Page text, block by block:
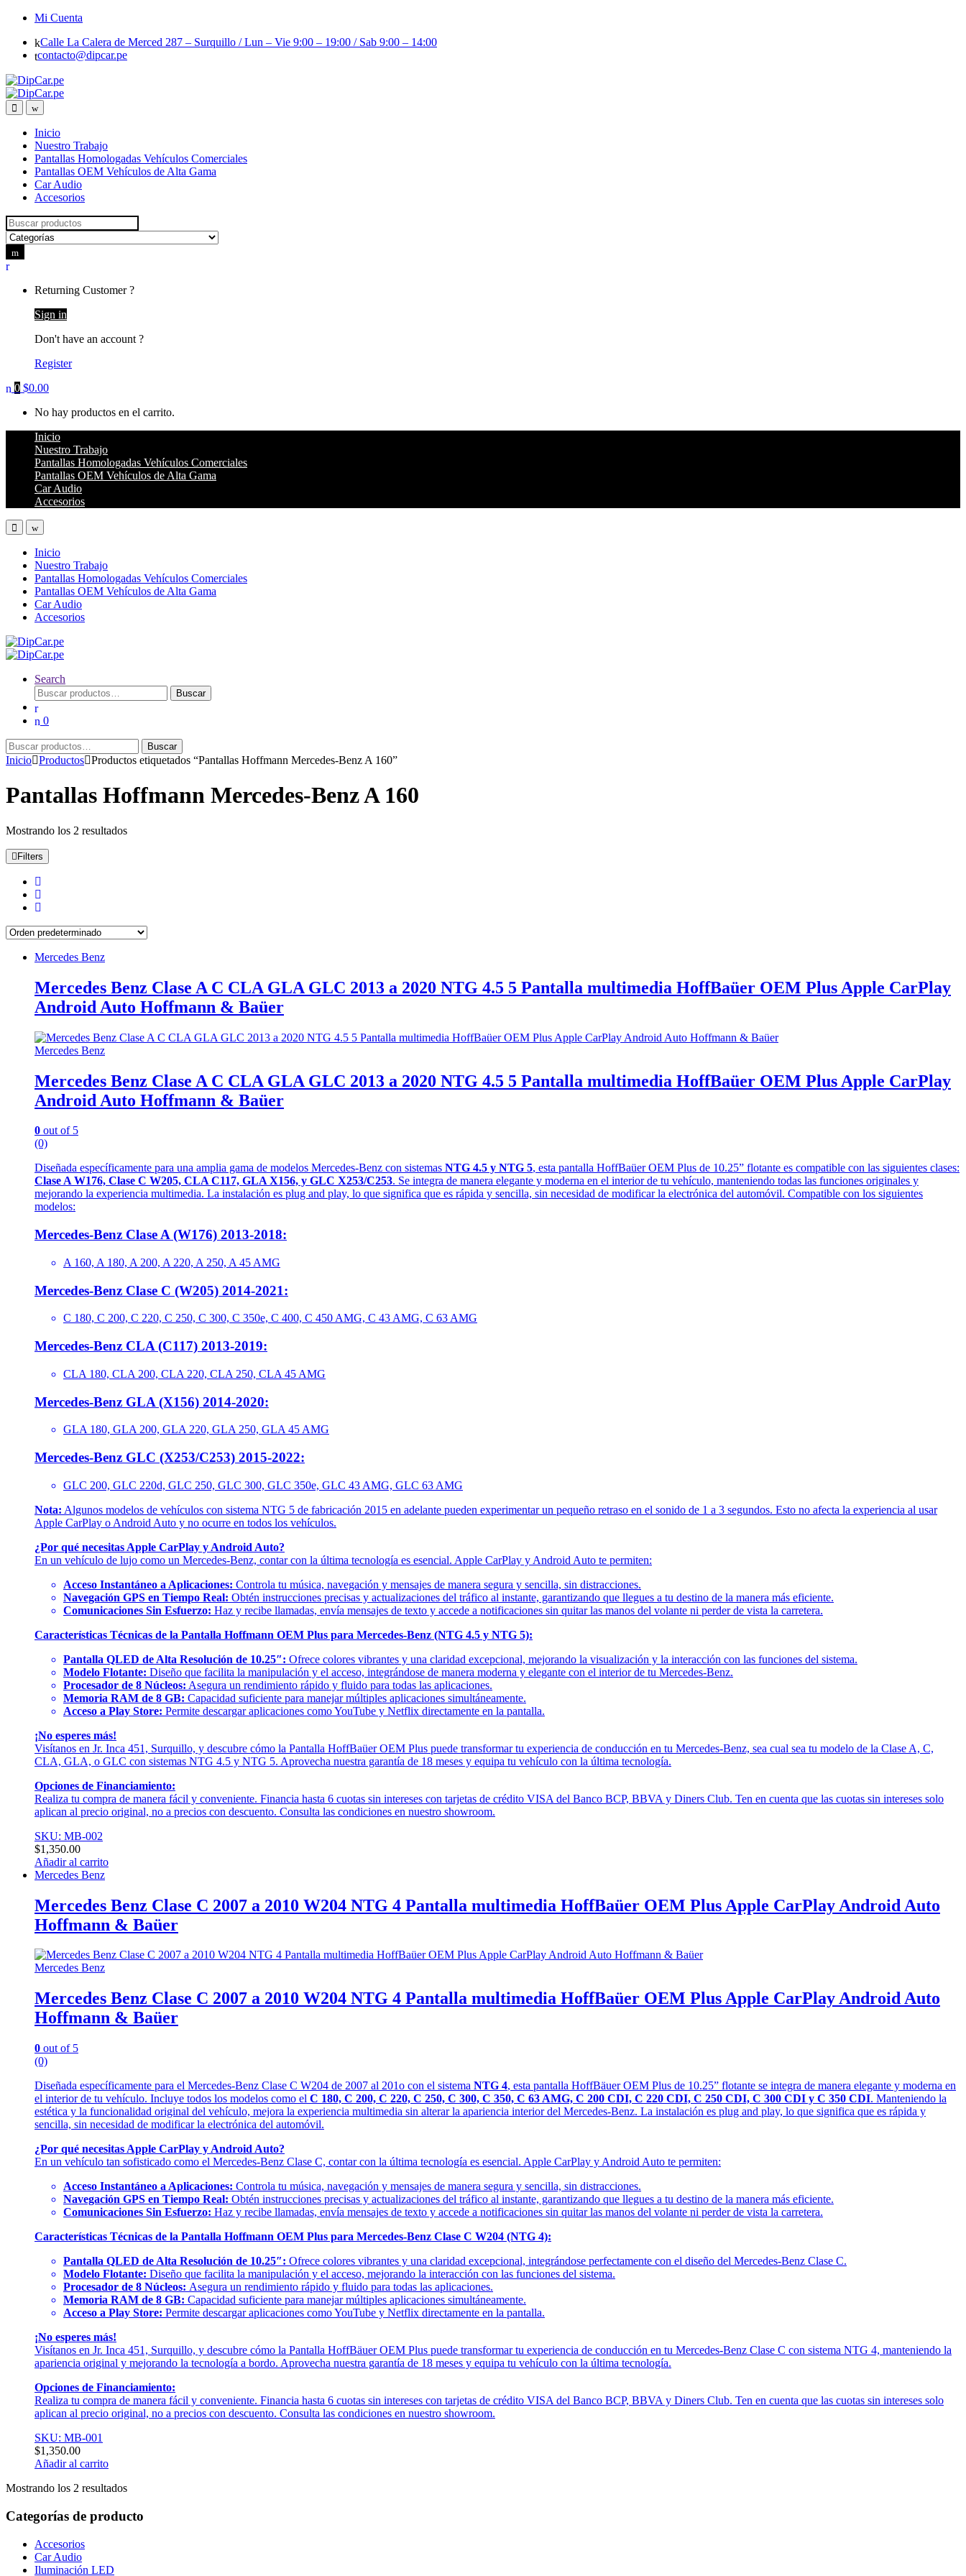
Skip
navigation
Skip
content
Mi Cuenta
Calle La Calera de Merced 287 – Surquillo / Lun – Vie 9:00 – 19:00 / Sab 9:00 – 14:00
contacto@dipcar.pe
Inicio
Nuestro Trabajo
Pantallas Homologadas Vehículos Comerciales
Pantallas OEM Vehículos de Alta Gama
Car Audio
Accesorios
Search for:
Returning Customer ?
Sign in
Don't have an account ?
Register
0 $0.00
No hay productos en el carrito.
Inicio
Nuestro Trabajo
Pantallas Homologadas Vehículos Comerciales
Pantallas OEM Vehículos de Alta Gama
Car Audio
Accesorios
Inicio
Nuestro Trabajo
Pantallas Homologadas Vehículos Comerciales
Pantallas OEM Vehículos de Alta Gama
Car Audio
Accesorios
Search
Buscar
por:
Buscar
0
Buscar
por:
Buscar
Inicio Productos Productos etiquetados “Pantallas Hoffmann Mercedes-Benz A 160”
Pantallas Hoffmann Mercedes-Benz A 160
Mostrando los 2 resultados
Filters
Mercedes Benz
Mercedes Benz Clase A C CLA GLA GLC 2013 a 2020 NTG 4.5 5 Pantalla multimedia HoffBaüer OEM Plus Apple CarPlay
Android Auto Hoffmann & Baüer
Mercedes Benz
Mercedes Benz Clase A C CLA GLA GLC 2013 a 2020 NTG 4.5 5 Pantalla multimedia HoffBaüer OEM Plus Apple CarPlay
Android Auto Hoffmann & Baüer
0 out of 5
(0)
Diseñada específicamente para una amplia gama de modelos Mercedes-Benz con sistemas NTG 4.5 y NTG 5, esta pantalla HoffBaüer OEM Plus de 10.25” flotante es compatible con las siguientes clases:
Clase A W176, Clase C W205, CLA C117, GLA X156, y GLC X253/C253. Se integra de manera elegante y moderna en el interior de tu vehículo, manteniendo todas las funciones originales y
mejorando la experiencia multimedia. La instalación es plug and play, lo que significa que es rápida y sencilla, sin necesidad de modificar la electrónica del automóvil. Compatible con los siguientes
modelos:
Mercedes-Benz Clase A (W176) 2013-2018:
A 160, A 180, A 200, A 220, A 250, A 45 AMG
Mercedes-Benz Clase C (W205) 2014-2021:
C 180, C 200, C 220, C 250, C 300, C 350e, C 400, C 450 AMG, C 43 AMG, C 63 AMG
Mercedes-Benz CLA (C117) 2013-2019:
CLA 180, CLA 200, CLA 220, CLA 250, CLA 45 AMG
Mercedes-Benz GLA (X156) 2014-2020:
GLA 180, GLA 200, GLA 220, GLA 250, GLA 45 AMG
Mercedes-Benz GLC (X253/C253) 2015-2022:
GLC 200, GLC 220d, GLC 250, GLC 300, GLC 350e, GLC 43 AMG, GLC 63 AMG
Nota: Algunos modelos de vehículos con sistema NTG 5 de fabricación 2015 en adelante pueden experimentar un pequeño retraso en el sonido de 1 a 3 segundos. Esto no afecta la experiencia al usar
Apple CarPlay o Android Auto y no ocurre en todos los vehículos.
¿Por qué necesitas Apple CarPlay y Android Auto?
En un vehículo de lujo como un Mercedes-Benz, contar con la última tecnología es esencial. Apple CarPlay y Android Auto te permiten:
Acceso Instantáneo a Aplicaciones: Controla tu música, navegación y mensajes de manera segura y sencilla, sin distracciones.
Navegación GPS en Tiempo Real: Obtén instrucciones precisas y actualizaciones del tráfico al instante, garantizando que llegues a tu destino de la manera más eficiente.
Comunicaciones Sin Esfuerzo: Haz y recibe llamadas, envía mensajes de texto y accede a notificaciones sin quitar las manos del volante ni perder de vista la carretera.
Características Técnicas de la Pantalla Hoffmann OEM Plus para Mercedes-Benz (NTG 4.5 y NTG 5):
Pantalla QLED de Alta Resolución de 10.25″: Ofrece colores vibrantes y una claridad excepcional, mejorando la visualización y la interacción con las funciones del sistema.
Modelo Flotante: Diseño que facilita la manipulación y el acceso, integrándose de manera moderna y elegante con el interior de tu Mercedes-Benz.
Procesador de 8 Núcleos: Asegura un rendimiento rápido y fluido para todas las aplicaciones.
Memoria RAM de 8 GB: Capacidad suficiente para manejar múltiples aplicaciones simultáneamente.
Acceso a Play Store: Permite descargar aplicaciones como YouTube y Netflix directamente en la pantalla.
¡No esperes más!
Visítanos en Jr. Inca 451, Surquillo, y descubre cómo la Pantalla HoffBaüer OEM Plus puede transformar tu experiencia de conducción en tu Mercedes-Benz, sea cual sea tu modelo de la Clase A, C,
CLA, GLA, o GLC con sistemas NTG 4.5 y NTG 5. Aprovecha nuestra garantía de 18 meses y equipa tu vehículo con la última tecnología.
Opciones de Financiamiento:
Realiza tu compra de manera fácil y conveniente. Financia hasta 6 cuotas sin intereses con tarjetas de crédito VISA del Banco BCP, BBVA y Diners Club. Ten en cuenta que las cuotas sin intereses solo
aplican al precio original, no a precios con descuento. Consulta las condiciones en nuestro showroom.
SKU: MB-002
$1,350.00
Añadir al carrito
Mercedes Benz
Mercedes Benz Clase C 2007 a 2010 W204 NTG 4 Pantalla multimedia HoffBaüer OEM Plus Apple CarPlay Android Auto
Hoffmann & Baüer
Mercedes Benz
Mercedes Benz Clase C 2007 a 2010 W204 NTG 4 Pantalla multimedia HoffBaüer OEM Plus Apple CarPlay Android Auto
Hoffmann & Baüer
0 out of 5
(0)
Diseñada específicamente para el Mercedes-Benz Clase C W204 de 2007 al 201o con el sistema NTG 4, esta pantalla HoffBäuer OEM Plus de 10.25” flotante se integra de manera elegante y moderna en
el interior de tu vehículo. Incluye todos los modelos como el C 180, C 200, C 220, C 250, C 300, C 350, C 63 AMG, C 200 CDI, C 220 CDI, C 250 CDI, C 300 CDI y C 350 CDI. Manteniendo la
estética y la funcionalidad original del vehículo, mejora la experiencia multimedia sin alterar la apariencia interior del Mercedes-Benz. La instalación es plug and play, lo que significa que es rápida y
sencilla, sin necesidad de modificar la electrónica del automóvil.
¿Por qué necesitas Apple CarPlay y Android Auto?
En un vehículo tan sofisticado como el Mercedes-Benz Clase C, contar con la última tecnología es esencial. Apple CarPlay y Android Auto te permiten:
Acceso Instantáneo a Aplicaciones: Controla tu música, navegación y mensajes de manera segura y sencilla, sin distracciones.
Navegación GPS en Tiempo Real: Obtén instrucciones precisas y actualizaciones del tráfico al instante, garantizando que llegues a tu destino de la manera más eficiente.
Comunicaciones Sin Esfuerzo: Haz y recibe llamadas, envía mensajes de texto y accede a notificaciones sin quitar las manos del volante ni perder de vista la carretera.
Características Técnicas de la Pantalla Hoffmann OEM Plus para Mercedes-Benz Clase C W204 (NTG 4):
Pantalla QLED de Alta Resolución de 10.25″: Ofrece colores vibrantes y una claridad excepcional, integrándose perfectamente con el diseño del Mercedes-Benz Clase C.
Modelo Flotante: Diseño que facilita la manipulación y el acceso, mejorando la interacción con las funciones del sistema.
Procesador de 8 Núcleos: Asegura un rendimiento rápido y fluido para todas las aplicaciones.
Memoria RAM de 8 GB: Capacidad suficiente para manejar múltiples aplicaciones simultáneamente.
Acceso a Play Store: Permite descargar aplicaciones como YouTube y Netflix directamente en la pantalla.
¡No esperes más!
Visítanos en Jr. Inca 451, Surquillo, y descubre cómo la Pantalla HoffBäuer OEM Plus puede transformar tu experiencia de conducción en tu Mercedes-Benz Clase C con sistema NTG 4, manteniendo la
apariencia original y mejorando la tecnología a bordo. Aprovecha nuestra garantía de 18 meses y equipa tu vehículo con la última tecnología.
Opciones de Financiamiento:
Realiza tu compra de manera fácil y conveniente. Financia hasta 6 cuotas sin intereses con tarjetas de crédito VISA del Banco BCP, BBVA y Diners Club. Ten en cuenta que las cuotas sin intereses solo
aplican al precio original, no a precios con descuento. Consulta las condiciones en nuestro showroom.
SKU: MB-001
$1,350.00
Añadir al carrito
Mostrando los 2 resultados
Categorías de producto
Accesorios
Car Audio
Iluminación LED